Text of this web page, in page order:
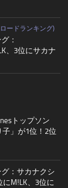
ードランキング)
：
、3位にサカナ
トップソン
」が1位！2位
：サカナクシ
M!LK、3位に